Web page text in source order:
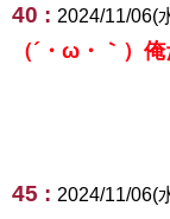
40 : 2024/11/06(
（´・ω・｀）
45 : 2024/11/06(